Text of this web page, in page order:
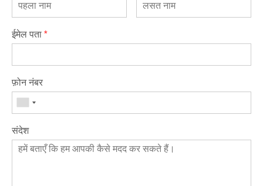
ईमेल पता*
फ़ोन नंबर
संदेश